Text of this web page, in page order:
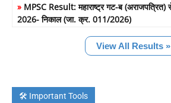
» MPSC Result: महाराष्ट्र गट-ब (अराजपत्रित)
2026- निकाल (जा. क्र. 011/2026)
View All Results »
🛠️ Important Tools